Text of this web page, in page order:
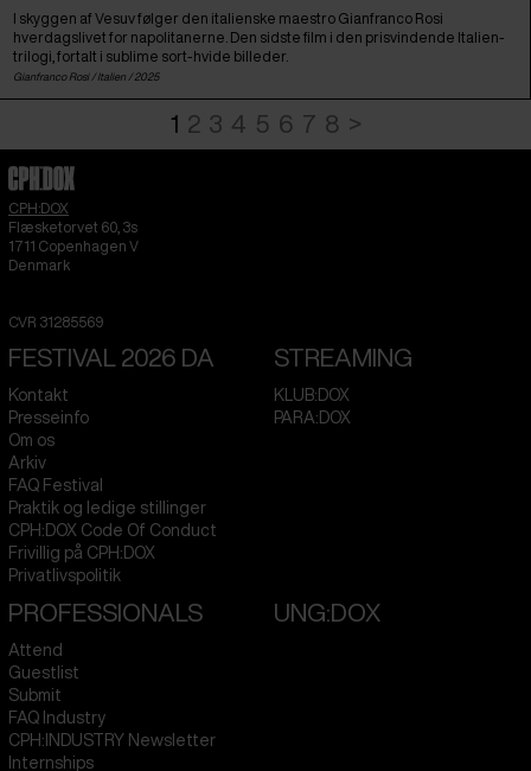
I skyggen af Vesuv følger den italienske maestro Gianfranco Rosi
hverdagslivet for napolitanerne. Den sidste film i den prisvindende Italien-
trilogi, fortalt i sublime sort-hvide billeder.
Gianfranco Rosi / Italien / 2025
1 2 3 4 5 6 7 8 >
CPH:DOX
Flæsketorvet 60, 3s
1711 Copenhagen V
Denmark
CVR 31285569
FESTIVAL 2026 DA
Kontakt
Presseinfo
Om os
Arkiv
FAQ Festival
Praktik og ledige stillinger
CPH:DOX Code Of Conduct
Frivillig på CPH:DOX
Privatlivspolitik
STREAMING
KLUB:DOX
PARA:DOX
PROFESSIONALS
Attend
Guestlist
Submit
FAQ Industry
CPH:INDUSTRY Newsletter
Internships
UNG:DOX